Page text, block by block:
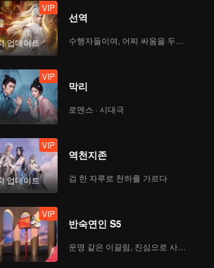
업데이트
VIP
선역
VIP
막리
로맨스 · 시대극
업데이트
VIP
역천지존
검 한 자루로 천하를 가르다
VIP
반숙연인 S5
운명 같은 이끌림, 진심으로 사랑하다